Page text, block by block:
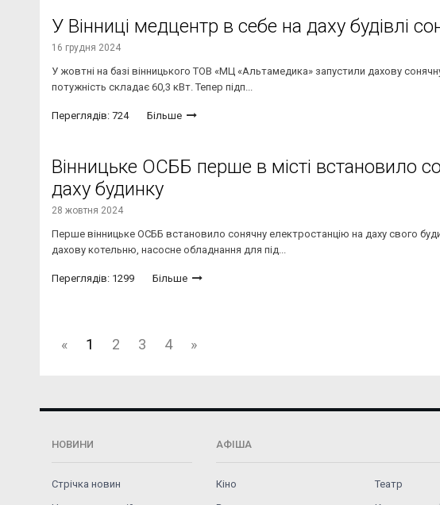
У Вінниці медцентр в себе на даху будівлі
16 грудня 2024
У жовтні на базі вінницького ТОВ «МЦ «Альтамедика» запустили дахову
потужність складає 60,3 кВт. Тепер підп...
Переглядів: 724 Більше
Вінницьке ОСББ перше в місті встановило
даху будинку
28 жовтня 2024
Перше вінницьке ОСББ встановило сонячну електростанцію на даху свого
дахову котельню, насосне обладнання для під...
Переглядів: 1299 Більше
« 1 2 3 4 »
НОВИНИ
Стрічка новин
АФІША
Кіно
Театр